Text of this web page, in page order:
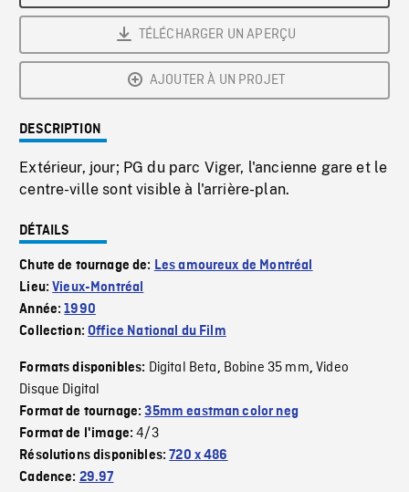
TÉLÉCHARGER UN APERÇU
AJOUTER À UN PROJET
DESCRIPTION
Extérieur, jour; PG du parc Viger, l'ancienne gare et le
centre-ville sont visible à l'arrière-plan.
DÉTAILS
Chute de tournage de: Les amoureux de Montréal
Lieu:Vieux-Montréal
Année:1990
Collection:Office National du Film
Formats disponibles: Digital Beta, Bobine 35 mm,Video
Disque Digital
Format de tournage:35mm eastman color neg
Format de l'image:4/3
Résolutions disponibles:720 x 486
Cadence: 29.97